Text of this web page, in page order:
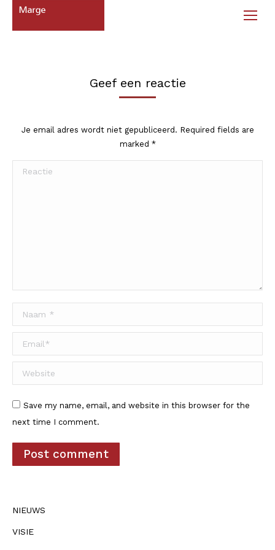
Geef een reactie
Je email adres wordt niet gepubliceerd. Required fields are
marked *
Reactie
Naam *
Email *
Website
Save my name, email, and website in this browser for the
next time I comment.
Post comment
NIEUWS
VISIE